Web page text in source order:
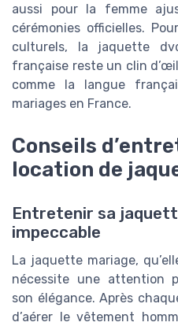
aussi pour la femme
cérémonies officielles.
culturels, la jaquette
française reste un clin
comme la langue
mariages en France.
Conseils
location de
Entretenir sa
impeccable
La jaquette mariage,
nécessite une attention
son élégance. Après
d’aérer le vêtement